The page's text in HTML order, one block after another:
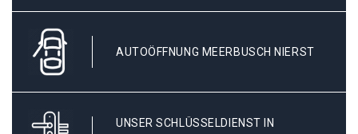
AUTOÖFFNUNG MEERBUSCH NIERST
UNSER SCHLÜSSELDIENST IN